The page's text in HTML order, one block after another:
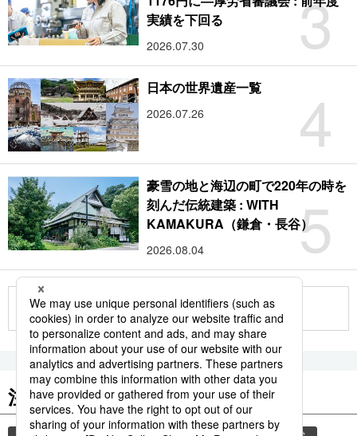
3
実績を下回る
2026.07.30
4
日本の世界遺産一覧
2026.07.26
5
豪雪の地と海辺の町で220年の時を
刻んだ伝統建築 : WITH
KAMAKURA（鎌倉・長谷）
2026.08.04
もっと見る
注目のキーワード